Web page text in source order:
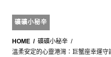
礦礦小秘辛
HOME
礦礦小秘辛
溫柔安定的心靈港灣：巨蟹座幸運